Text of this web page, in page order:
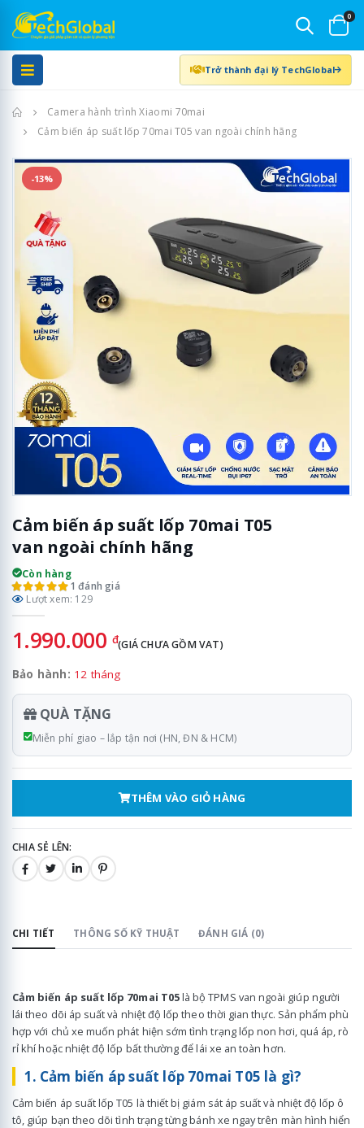
0
Trở thành đại lý TechGlobal
Trang chủCamera hành trình Xiaomi 70mai
Cảm biến áp suất lốp 70mai T05 van ngoài chính hãng
-13%
Cảm biến áp suất lốp 70mai T05
van ngoài chính hãng
Còn hàng
1 đánh giá
Lượt xem: 129
1.990.000 đ(GIÁ CHƯA GỒM VAT)
Bảo hành: 12 tháng
QUÀ TẶNG
Miễn phí giao – lắp tận nơi (HN, ĐN & HCM)
THÊM VÀO GIỎ HÀNG
CHIA SẺ LÊN:
CHI TIẾT THÔNG SỐ KỸ THUẬT ĐÁNH GIÁ (0)
Cảm biến áp suất lốp 70mai T05là bộ TPMS van ngoài giúp người
lái theo dõi áp suất và nhiệt độ lốp theo thời gian thực. Sản phẩm phù
hợp với chủ xe muốn phát hiện sớm tình trạng lốp non hơi, quá áp, rò
rỉ khí hoặc nhiệt độ lốp bất thường để lái xe an toàn hơn.
1. Cảm biến áp suất lốp 70mai T05 là gì?
Cảm biến áp suất lốp T05 là thiết bị giám sát áp suất và nhiệt độ lốp ô
tô, giúp bạn theo dõi tình trạng từng bánh xe ngay trên màn hình hiển